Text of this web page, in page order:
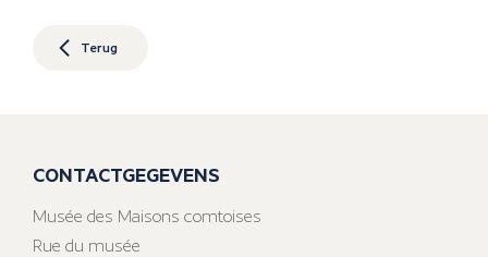
Terug
CONTACTGEGEVENS
Musée des Maisons comtoises
Rue du musée